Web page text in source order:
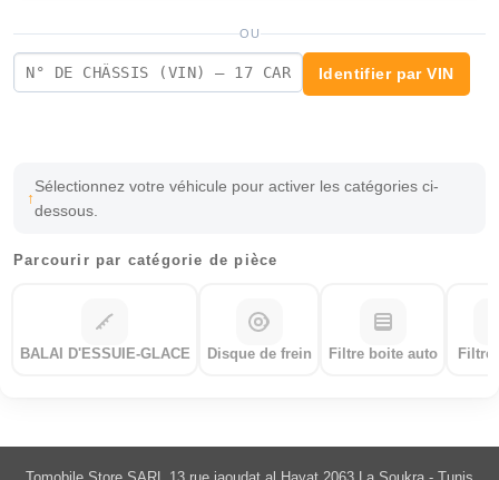
OU
Identifier par VIN
Sélectionnez votre véhicule pour activer les catégories ci-
dessous.
Parcourir par catégorie de pièce
BALAI D'ESSUIE-GLACE Disque de frein Filtre boite auto